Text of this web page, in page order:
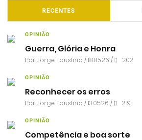
RECENTES
OPINIÃO
Guerra, Glória e Honra
PorJorge Faustino / 18.05.26 / 202
OPINIÃO
Reconhecer os erros
PorJorge Faustino / 13.05.26 / 219
OPINIÃO
Competência e boa sorte